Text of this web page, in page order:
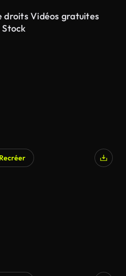
droits Vidéos gratuites
Recréer